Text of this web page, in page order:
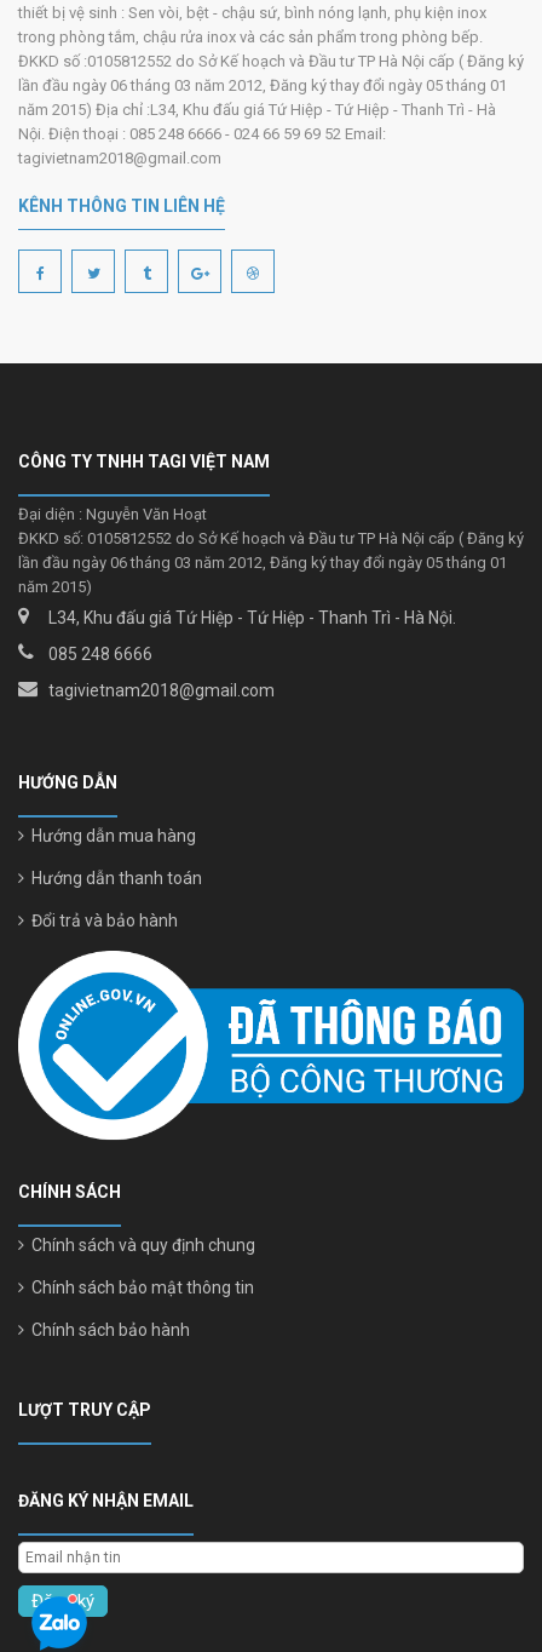
thiết bị vệ sinh : Sen vòi, bệt - chậu sứ, bình nóng lạnh, phụ kiện inox
trong phòng tắm, chậu rửa inox và các sản phẩm trong phòng bếp.
ĐKKD số :0105812552 do Sở Kế hoạch và Đầu tư TP Hà Nội cấp ( Đăng ký
lần đầu ngày 06 tháng 03 năm 2012, Đăng ký thay đổi ngày 05 tháng 01
năm 2015) Địa chỉ :L34, Khu đấu giá Tứ Hiệp - Tứ Hiệp - Thanh Trì - Hà
Nội. Điện thoại : 085 248 6666 - 024 66 59 69 52 Email:
tagivietnam2018@gmail.com
KÊNH THÔNG TIN LIÊN HỆ
CÔNG TY TNHH TAGI VIỆT NAM
Đại diện : Nguyễn Văn Hoạt
ĐKKD số: 0105812552 do Sở Kế hoạch và Đầu tư TP Hà Nội cấp ( Đăng ký
lần đầu ngày 06 tháng 03 năm 2012, Đăng ký thay đổi ngày 05 tháng 01
năm 2015)
L34, Khu đấu giá Tứ Hiệp - Tứ Hiệp - Thanh Trì - Hà Nội.
085 248 6666
tagivietnam2018@gmail.com
HƯỚNG DẪN
Hướng dẫn mua hàng
Hướng dẫn thanh toán
Đổi trả và bảo hành
CHÍNH SÁCH
Chính sách và quy định chung
Chính sách bảo mật thông tin
Chính sách bảo hành
LƯỢT TRUY CẬP
ĐĂNG KÝ NHẬN EMAIL
Đăng ký